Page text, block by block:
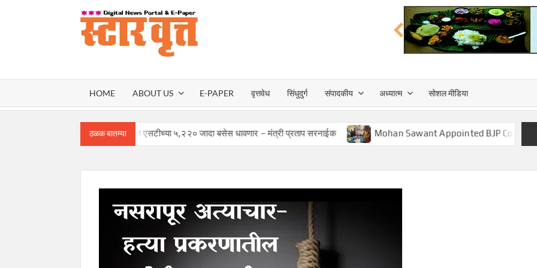
STAR
VRUTTA
HOME ABOUT US E-PAPER वृत्तवेध सिंधुदुर्ग संपादकीय अध्यात्म सोशल मीडिया
ठळक बातम्या
गौरी-गणपतीसाठी कोकणात एसटीच्या ५,२२० जादा बसेस धावणार – मंत्री प्रताप सरनाईक Mohan Sawant Appointed BJP Cooperative